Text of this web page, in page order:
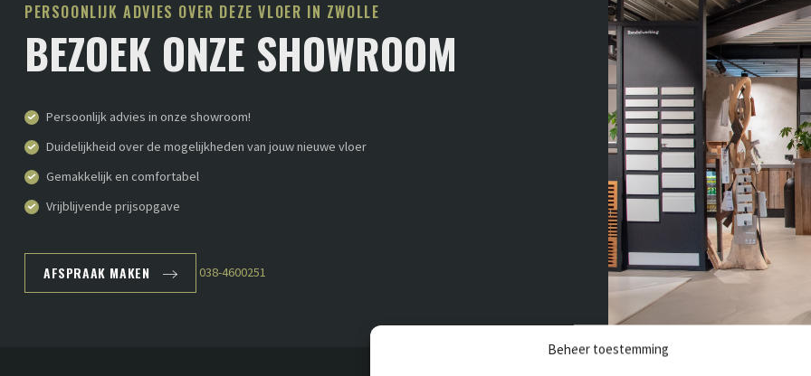
Beheer toestemming
PERSOONLIJK ADVIES OVER DEZE VLOER IN ZWOLLE
BEZOEK ONZE SHOWROOM
Persoonlijk advies in onze showroom!
Duidelijkheid over de mogelijkheden van jouw nieuwe vloer
Gemakkelijk en comfortabel
Vrijblijvende prijsopgave
AFSPRAAK MAKEN 038-4600251